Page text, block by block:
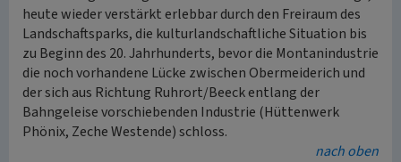
heute wieder verstärkt erlebbar durch den Freiraum des
Landschaftsparks, die kulturlandschaftliche Situation bis
zu Beginn des 20. Jahrhunderts, bevor die Montanindustrie
die noch vorhandene Lücke zwischen Obermeiderich und
der sich aus Richtung Ruhrort/Beeck entlang der
Bahngeleise vorschiebenden Industrie (Hüttenwerk
Phönix, Zeche Westende) schloss.
nach oben